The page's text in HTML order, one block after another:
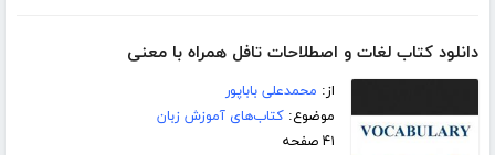
دانلود کتاب لغات و اصطلاحات تافل همراه با معنی
از: محمدعلی باباپور
موضوع:کتاب‌های آموزش زبان
۴۱ صفحه